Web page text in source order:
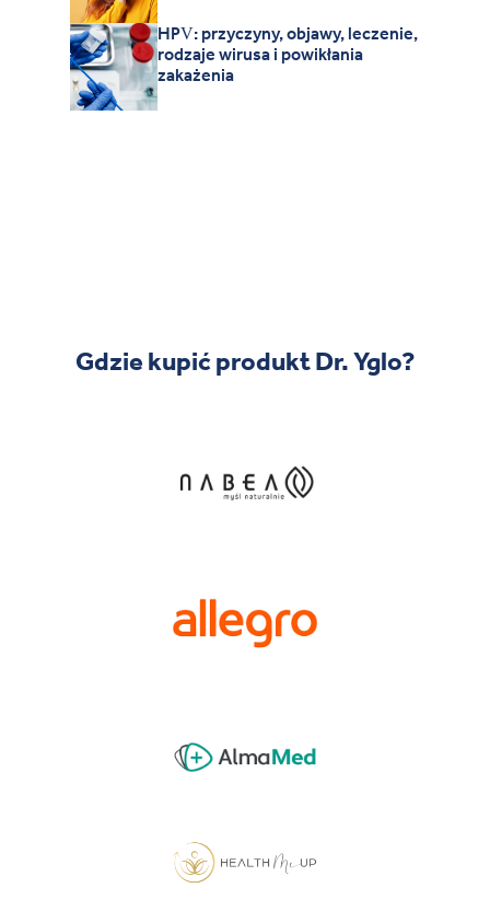
HPV: przyczyny, objawy, leczenie,
rodzaje wirusa i powikłania
zakażenia
Gdzie kupić produkt Dr. Yglo?